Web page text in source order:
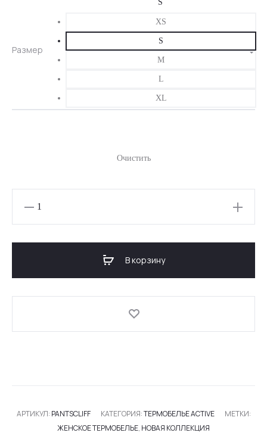
Размер
XS
S
M
L
XL
Очистить
Количество
В корзину
АРТИКУЛ: PANTSCLIFF КАТЕГОРИЯ:ТЕРМОБЕЛЬЕ ACTIVE
МЕТКИ:
ЖЕНСКОЕ ТЕРМОБЕЛЬЕ, НОВАЯ КОЛЛЕКЦИЯ